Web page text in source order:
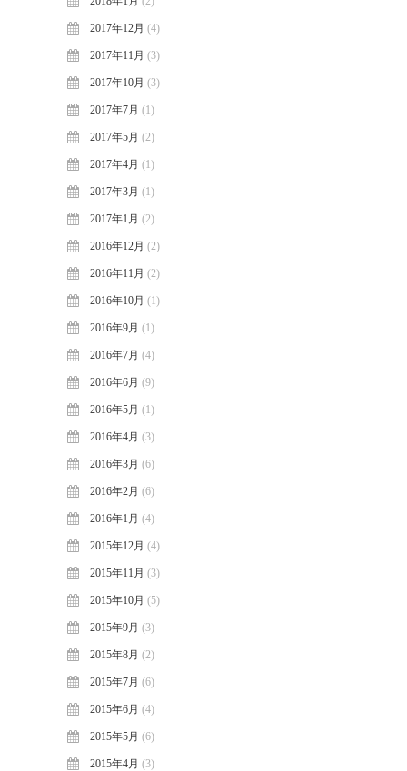
2017年12月 (4)
2017年11月 (3)
2017年10月 (3)
2017年7月 (1)
2017年5月 (2)
2017年4月 (1)
2017年3月 (1)
2017年1月 (2)
2016年12月 (2)
2016年11月 (2)
2016年10月 (1)
2016年9月 (1)
2016年7月 (4)
2016年6月 (9)
2016年5月 (1)
2016年4月 (3)
2016年3月 (6)
2016年2月 (6)
2016年1月 (4)
2015年12月 (4)
2015年11月 (3)
2015年10月 (5)
2015年9月 (3)
2015年8月 (2)
2015年7月 (6)
2015年6月 (4)
2015年5月 (6)
2015年4月 (3)